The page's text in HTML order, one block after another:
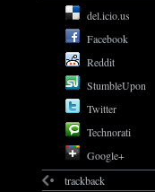
del.icio.us
Facebook
Reddit
StumbleUpon
Twitter
Technorati
Google+
trackback